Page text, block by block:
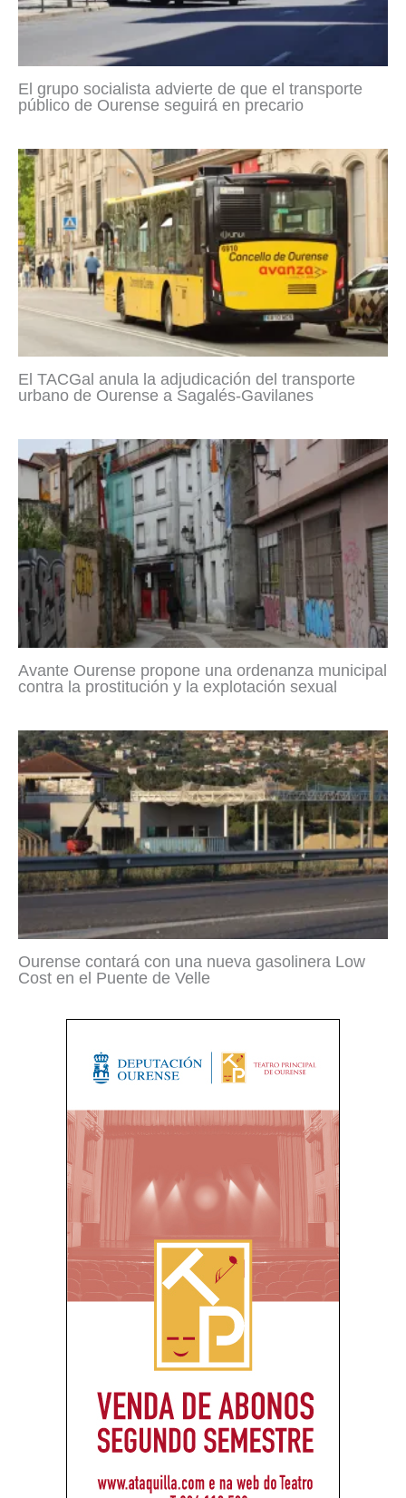
El grupo socialista advierte de que el transporte
público de Ourense seguirá en precario
El TACGal anula la adjudicación del transporte
urbano de Ourense a Sagalés-Gavilanes
Avante Ourense propone una ordenanza municipal
contra la prostitución y la explotación sexual
Ourense contará con una nueva gasolinera Low
Cost en el Puente de Velle